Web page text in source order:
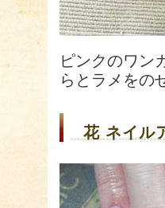
ピンクのワン
らとラメをの
花 ネイ